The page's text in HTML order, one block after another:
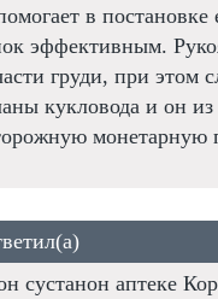
в постановке
эффективным.
груди, при этом
кукловода и он из
монетарную
сустанон аптеке